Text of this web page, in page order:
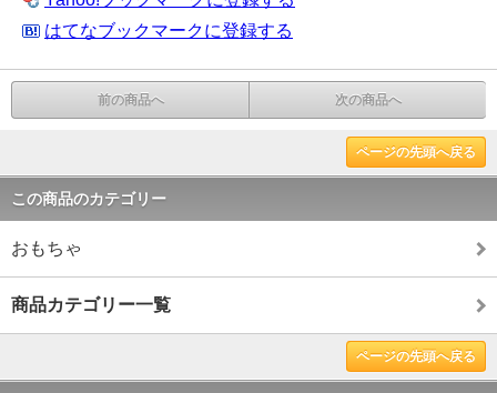
はてなブックマークに登録する
前の商品へ 次の商品へ
ページの先頭へ戻る
この商品のカテゴリー
おもちゃ
商品カテゴリー一覧
ページの先頭へ戻る